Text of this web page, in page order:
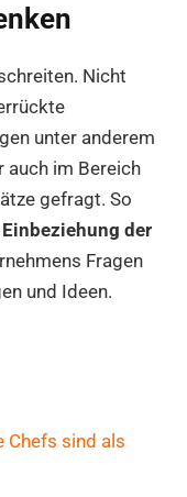
Nicht
unter anderem
auch im Bereich
gefragt. So
Einbeziehung der
Fragen
und Ideen.
Chefs sind als